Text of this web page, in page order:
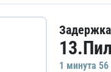
1 минутa